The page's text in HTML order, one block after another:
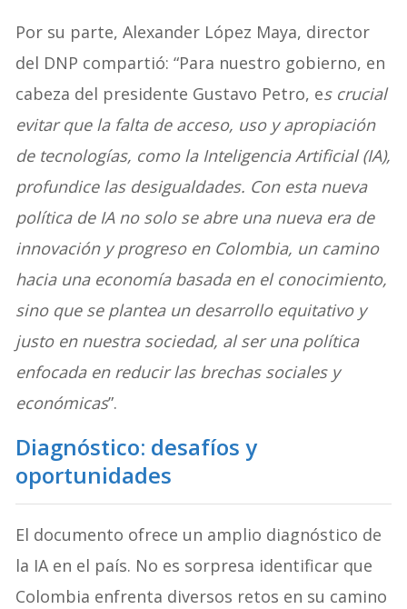
Por su parte, Alexander López Maya, director
del DNP compartió: “Para nuestro gobierno, en
cabeza del presidente Gustavo Petro, es crucial
evitar que la falta de acceso, uso y apropiación
de tecnologías, como la Inteligencia Artificial (IA),
profundice las desigualdades. Con esta nueva
política de IA no solo se abre una nueva era de
innovación y progreso en Colombia, un camino
hacia una economía basada en el conocimiento,
sino que se plantea un desarrollo equitativo y
justo en nuestra sociedad, al ser una política
enfocada en reducir las brechas sociales y
económicas”.
Diagnóstico: desafíos y
oportunidades
El documento ofrece un amplio diagnóstico de
la IA en el país. No es sorpresa identificar que
Colombia enfrenta diversos retos en su camino